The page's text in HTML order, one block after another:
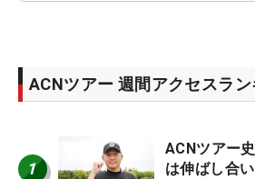
ACNツアー 週間アクセスラ
1
ACNツアー
は伸ばし合